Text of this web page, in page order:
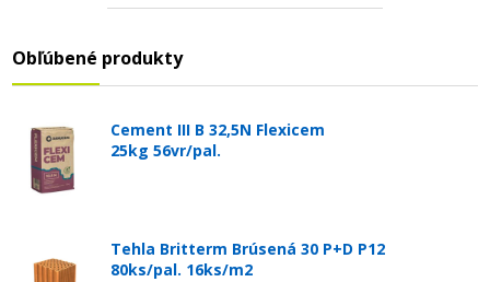
Obľúbené produkty
Cement III B 32,5N Flexicem
25kg 56vr/pal.
Tehla Britterm Brúsená 30 P+D P12
80ks/pal. 16ks/m2